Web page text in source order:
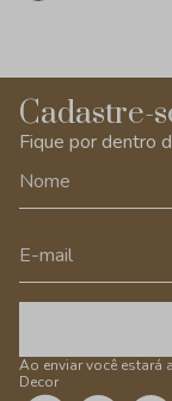
Cadastre-
Fique por dentro
Ao enviar você estará
Decor